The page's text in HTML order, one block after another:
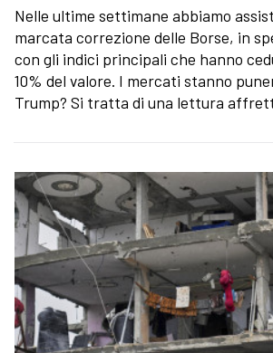
Nelle ultime settimane abbiamo
marcata correzione delle Borse, in
con gli indici principali che hanno
10% del valore. I mercati stanno
Trump? Si tratta di una lettura